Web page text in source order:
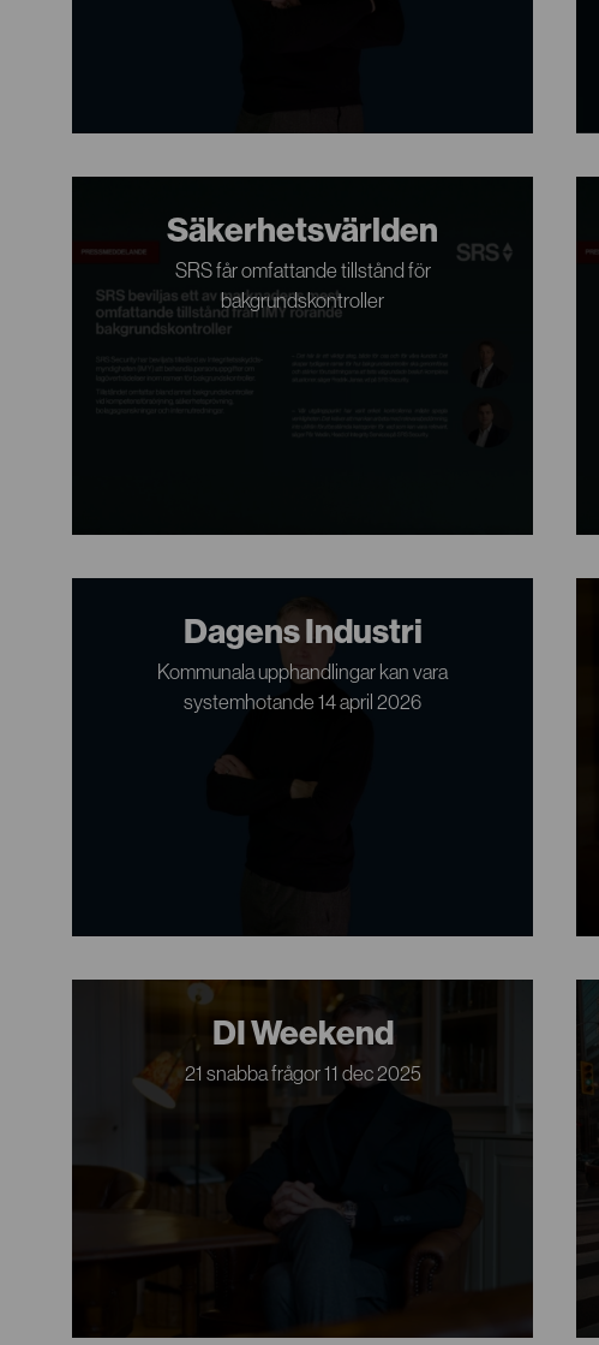
Säkerhetsvärlden
SRS får omfattande tillstånd för
bakgrundskontroller
Dagens Industri
Kommunala upphandlingar kan vara
systemhotande 14 april 2026
DI Weekend
21 snabba frågor 11 dec 2025